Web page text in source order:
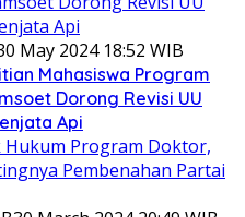
May 2024 18:52 WIB
Mahasiswa Program
Dorong Revisi UU
Api